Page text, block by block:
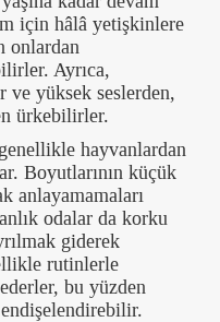
için hâlâ yetişkinlere
onlardan
Ayrıca,
ve yüksek seslerden,
ürkebilirler.
hayvanlardan
Boyutlarının küçük
anlayamamaları
odalar da korku
giderek
rutinlerle
bu yüzden